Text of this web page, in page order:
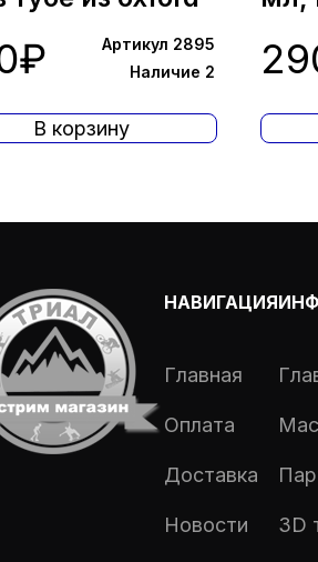
pixel (4 шт)
₽
Артикул 2895
Наличие 2
В корзину
(4
НАВИГАЦИЯ
Главная
Оплата
Доставка
Новости 3D